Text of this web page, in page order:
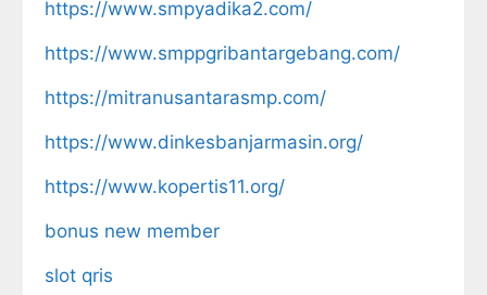
https://www.smpyadika2.com/
https://www.smppgribantargebang.com/
https://mitranusantarasmp.com/
https://www.dinkesbanjarmasin.org/
https://www.kopertis11.org/
bonus new member
slot qris